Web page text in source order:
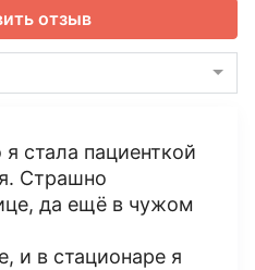
отзыв
стала пациенткой
Страшно
да ещё в чужом
и в стационаре я